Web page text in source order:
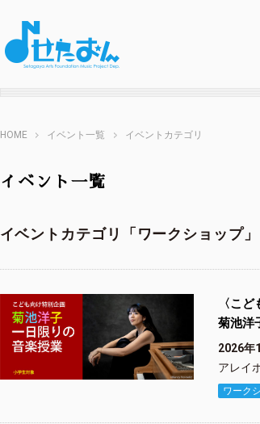
HOME イベント一覧 イベントカテゴリ
イベント一覧
イベントカテゴリ「ワークショップ」
〈こ
菊池洋
2026年
アレイ
ワーク